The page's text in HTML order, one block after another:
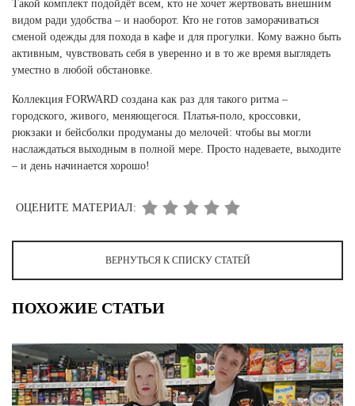
Такой комплект подойдёт всем, кто не хочет жертвовать внешним
видом ради удобства – и наоборот. Кто не готов заморачиваться
сменой одежды для похода в кафе и для прогулки. Кому важно быть
активным, чувствовать себя в уверенно и в то же время выглядеть
уместно в любой обстановке.
Коллекция FORWARD создана как раз для такого ритма –
городского, живого, меняющегося. Платья-поло, кроссовки,
рюкзаки и бейсболки продуманы до мелочей: чтобы вы могли
наслаждаться выходным в полной мере. Просто надеваете, выходите
– и день начинается хорошо!
ОЦЕНИТЕ МАТЕРИАЛ:
ВЕРНУТЬСЯ К СПИСКУ СТАТЕЙ
ПОХОЖИЕ СТАТЬИ